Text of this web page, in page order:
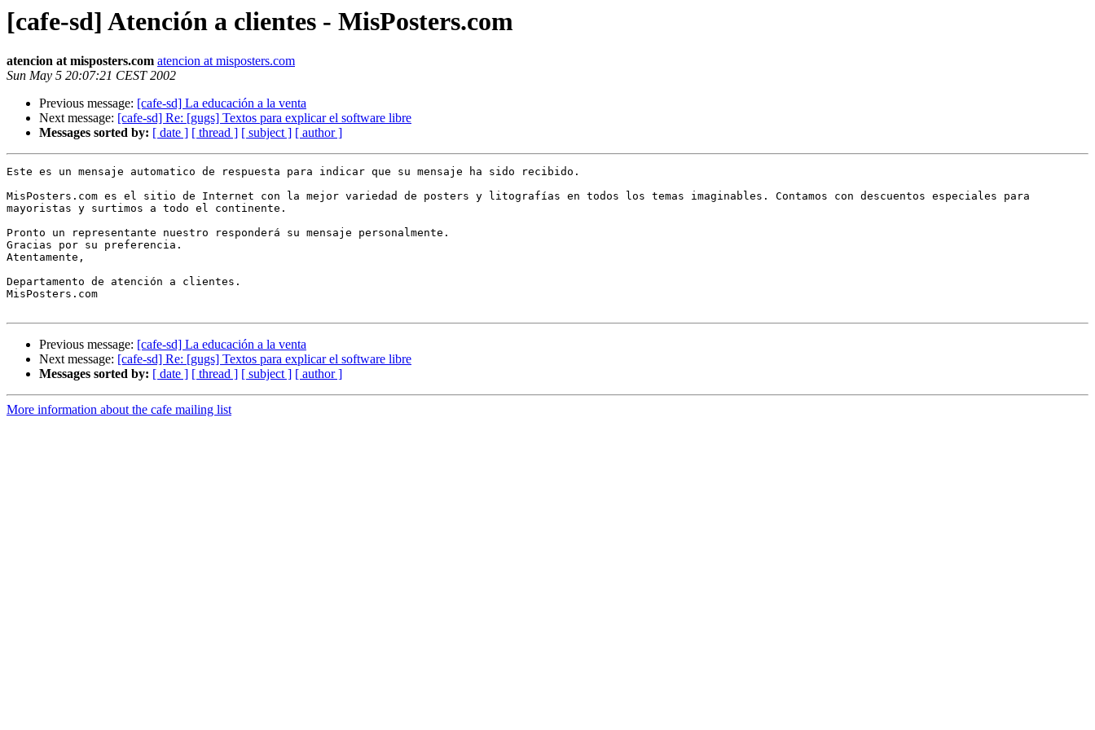
[cafe-sd] Atención a clientes - MisPosters.com
atencion at misposters.com atencion at misposters.com
Sun May 5 20:07:21 CEST 2002
Previous message: [cafe-sd] La educación a la venta
Next message: [cafe-sd] Re: [gugs] Textos para explicar el software libre
Messages sorted by: [ date ] [ thread ] [ subject ] [ author ]
Este es un mensaje automatico de respuesta para indicar que su mensaje ha sido recibido.
MisPosters.com es el sitio de Internet con la mejor variedad de posters y litografías en todos los temas imaginables. Contamos con descuentos especiales para
mayoristas y surtimos a todo el continente.
Pronto un representante nuestro responderá su mensaje personalmente.
Gracias por su preferencia.
Atentamente,
Departamento de atención a clientes.
MisPosters.com
Previous message: [cafe-sd] La educación a la venta
Next message: [cafe-sd] Re: [gugs] Textos para explicar el software libre
Messages sorted by: [ date ] [ thread ] [ subject ] [ author ]
More information about the cafe mailing list